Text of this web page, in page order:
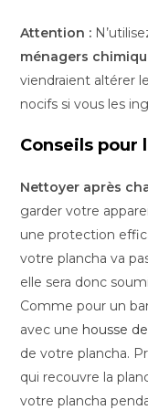
Attention :
ménagers
viendraient altérer
nocifs si vous les
Conseils pour
Nettoyer après
garder votre
une protection
votre plancha va
elle sera donc
Comme pour un
avec une housse
de votre plancha.
qui recouvre la
votre plancha